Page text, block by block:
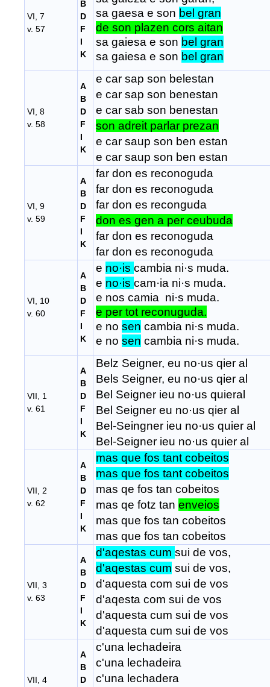
VI, 7
v. 57
B
D
F
I
K
sa gaesa e son bel gran
de son plazen cors aitan
sa gaiesa e son bel gran
sa gaiesa e son bel gran
VI, 8
v. 58
A
B
D
F
I
K
e car sap son belestan
e car sap son benestan
e car sab son benestan
son adreit parlar prezan
e car saup son ben estan
e car saup son ben estan
VI, 9
v. 59
A
B
D
F
I
K
far don es reconoguda
far don es reconoguda
far don es reconguda
don es gen a per ceubuda
far don es reconoguda
far don es reconoguda
VI, 10
v. 60
A
B
D
F
I
K
e no·is cambia ni·s muda.
e no·is cam·ia ni·s muda.
e nos camia ni·s muda.
e per tot reconuguda.
e no sen cambia ni·s muda.
e no sen cambia ni·s muda.
VII, 1
v. 61
A
B
D
F
I
K
Belz Seigner, eu no·us qier al
Bels Seigner, eu no·us qier al
Bel Seigner ieu no·us quieral
Bel Seigner eu no·us qier al
Bel-Seingner ieu no·us quier al
Bel-Seigner ieu no·us quier al
VII, 2
v. 62
A
B
D
F
I
K
mas que fos tant cobeitos
mas que fos tant cobeitos
mas qe fos tan cobeitos
mas qe fotz tan enveios
mas que fos tan cobeitos
mas que fos tan cobeitos
VII, 3
v. 63
A
B
D
F
I
K
d'aqestas cum sui de vos,
d'aqestas cum sui de vos,
d'aquesta com sui de vos
d'aqesta com sui de vos
d'aquesta cum sui de vos
d'aquesta cum sui de vos
VII, 4
A
B
D
c'una lechadeira
c'una lechadeira
c'una lechadera